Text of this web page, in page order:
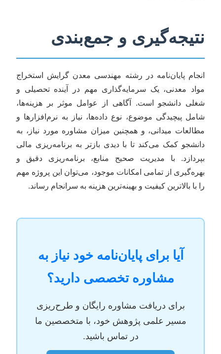
نتیجه‌گیری و جمع‌بندی
انجام پایان‌نامه در رشته مهندسی معدن گرایش استخراج
مواد معدنی، یک سرمایه‌گذاری مهم در آینده تحصیلی و
شغلی دانشجو است. آگاهی از عوامل موثر بر هزینه‌ها،
شامل پیچیدگی موضوع، نوع داده‌ها، نیاز به نرم‌افزارها و
مطالعات میدانی، و همچنین میزان مشاوره مورد نیاز، به
دانشجو کمک می‌کند تا با دیدی بازتر به برنامه‌ریزی مالی
بپردازد. با مدیریت صحیح منابع، برنامه‌ریزی دقیق و
بهره‌گیری از تمامی امکانات موجود، می‌توان این پروژه مهم
را با بالاترین کیفیت و بهینه‌ترین هزینه به سرانجام رساند.
آیا برای پایان‌نامه خود نیاز به
مشاوره تخصصی دارید؟
برای دریافت مشاوره رایگان و طرح‌ریزی
مسیر علمی پژوهش خود، با متخصصین ما
در تماس باشید.